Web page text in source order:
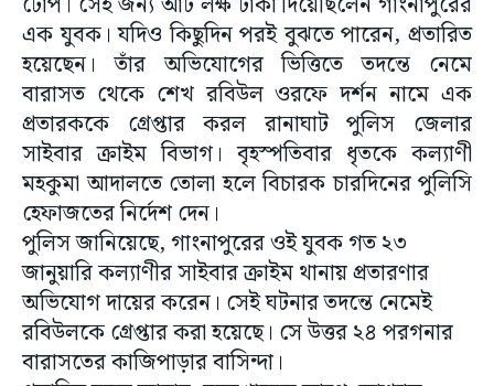
এক যুবক। যদিও কিছুদিন পরই বুঝতে পারেন, প্রতারিত
হয়েছেন। তাঁর অভিযোগের ভিত্তিতে তদন্তে নেমে
বারাসত থেকে শেখ রবিউল ওরফে দর্শন নামে এক
প্রতারককে গ্রেপ্তার করল রানাঘাট পুলিস জেলার
সাইবার ক্রাইম বিভাগ। বৃহস্পতিবার ধৃতকে কল্যাণী
মহকুমা আদালতে তোলা হলে বিচারক চারদিনের পুলিসি
হেফাজতের নির্দেশ দেন।
পুলিস জানিয়েছে, গাংনাপুরের ওই যুবক গত ২৩
জানুয়ারি কল্যাণীর সাইবার ক্রাইম থানায় প্রতারণার
অভিযোগ দায়ের করেন। সেই ঘটনার তদন্তে নেমেই
রবিউলকে গ্রেপ্তার করা হয়েছে। সে উত্তর ২৪ পরগনার
বারাসতের কাজিপাড়ার বাসিন্দা।